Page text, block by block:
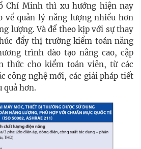
Chí Minh thì xu hướng hiện nay
về quản lý năng lượng nhiều hơn
lượng. Và để theo kịp với sự thay
đẩy thị trường kiểm toán năng
trình đào tạo nâng cao, cập
thức cho kiểm toán viên, từ các
công nghệ mới, các giải pháp tiết
quả hơn.